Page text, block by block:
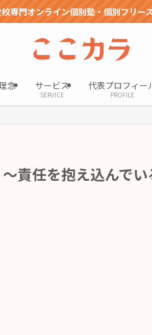
専門オンライン個別塾・個別フリー
念 サービス
SERVICE
代表プロフィー
PROFILE
責任を抱え込んでい